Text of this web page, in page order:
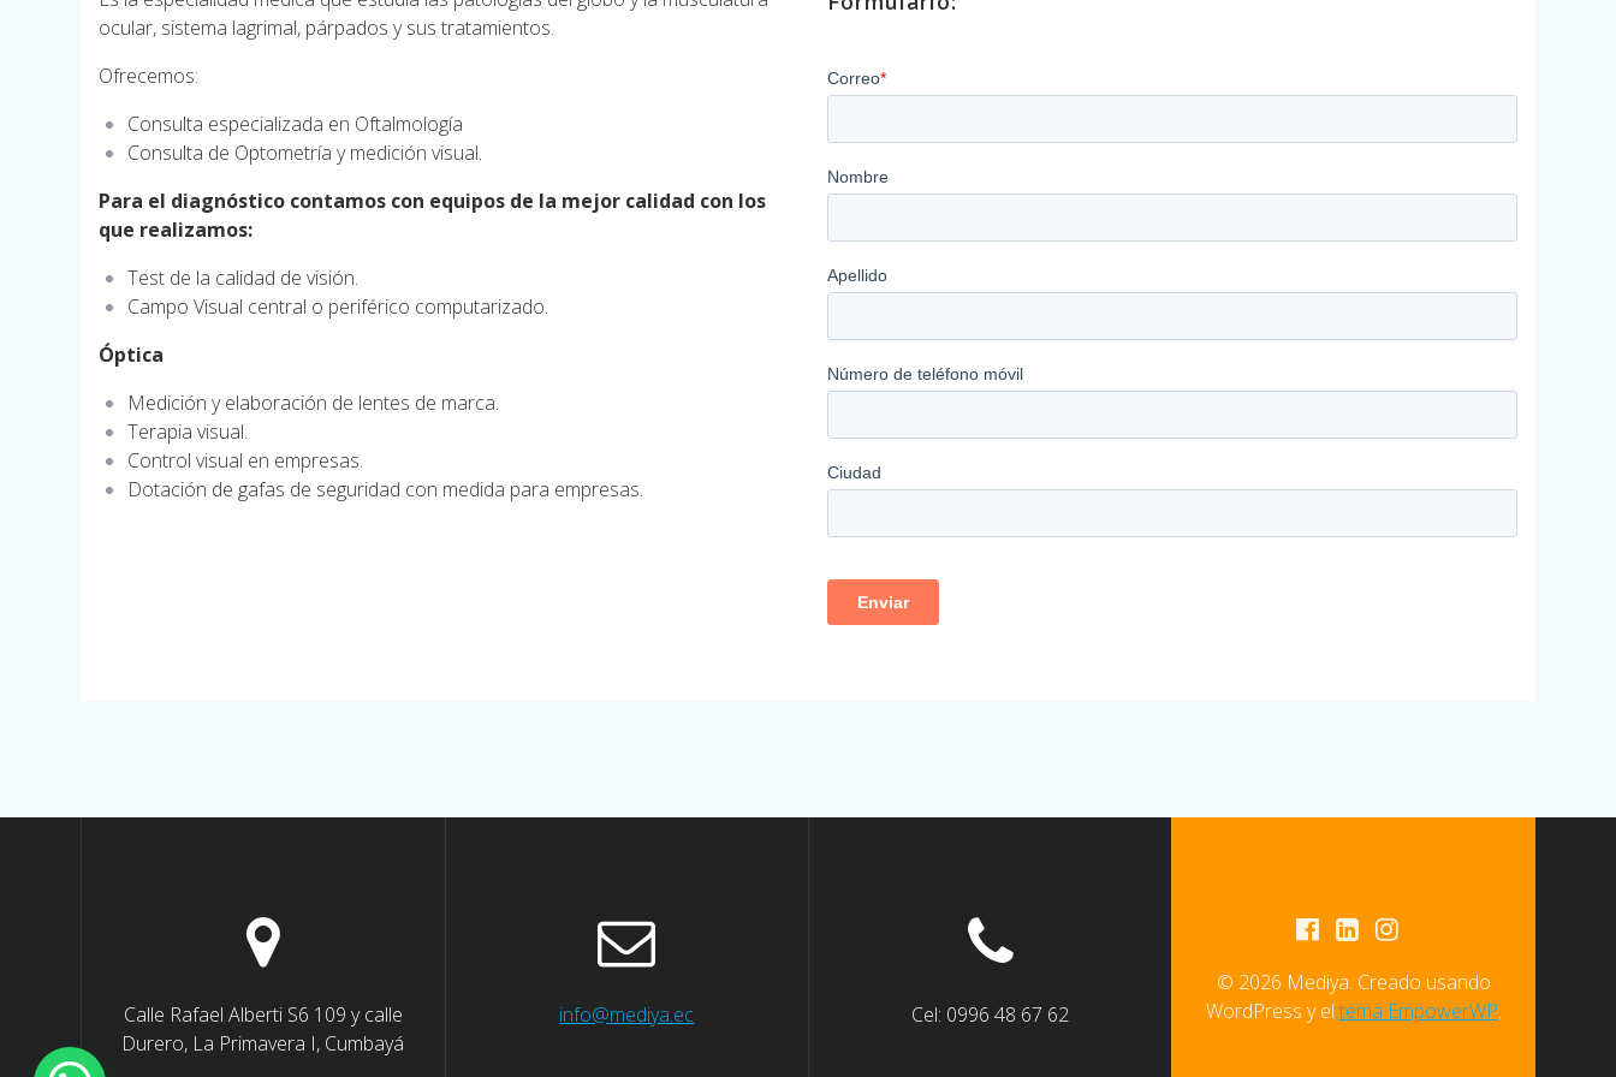
ocular, sistema lagrimal, párpados y sus tratamientos.
Ofrecemos:
Consulta especializada en Oftalmología
Consulta de Optometría y medición visual.
Para el diagnóstico contamos con equipos de la mejor calidad con los
que realizamos:
Test de la calidad de visión.
Campo Visual central o periférico computarizado.
Óptica
Medición y elaboración de lentes de marca.
Terapia visual.
Control visual en empresas.
Dotación de gafas de seguridad con medida para empresas.
Calle Rafael Alberti S6 109 y calle
Durero, La Primavera I, Cumbayá
info@mediya.ec Cel: 0996 48 67 62
© 2026 Mediya. Creado usando
WordPress y eltema EmpowerWP.